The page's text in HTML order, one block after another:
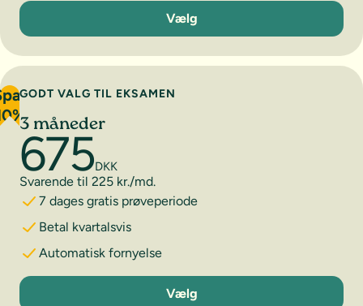
1 måned
Vælg
GODT VALG TIL EKSAMEN
3 måneder
675DKK
Svarende til 225 kr./md.
7 dages gratis prøveperiode
Betal kvartalsvis
Automatisk fornyelse
3 måneder
Vælg